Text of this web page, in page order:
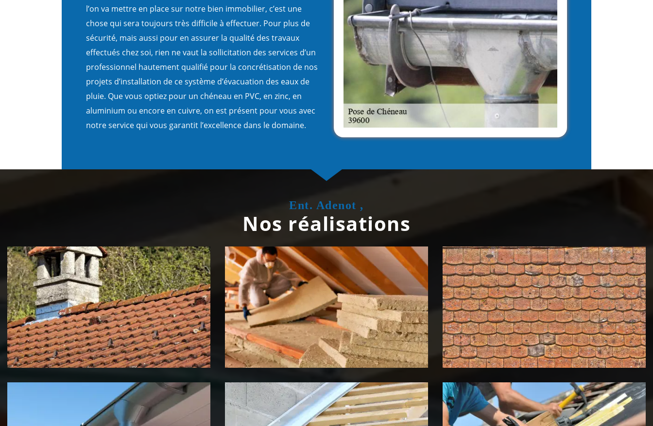
l’on va mettre en place sur notre bien immobilier, c’est une
chose qui sera toujours très difficile à effectuer. Pour plus de
sécurité, mais aussi pour en assurer la qualité des travaux
effectués chez soi, rien ne vaut la sollicitation des services d’un
professionnel hautement qualifié pour la concrétisation de nos
projets d’installation de ce système d’évacuation des eaux de
pluie. Que vous optiez pour un chéneau en PVC, en zinc, en
aluminium ou encore en cuivre, on est présent pour vous avec
notre service qui vous garantit l’excellence dans le domaine.
Ent. Adenot ,
Nos réalisations
Couvreur zingueur 39 Jura Isolation de toiture 39 Jura
Nettoyage et démoussage de
toiture 39 Jura